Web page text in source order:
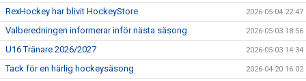
RexHockey har blivit HockeyStore 2026-05-04 22:47
Valberedningen informerar inför nästa säsong 2026-05-03 18:56
U16 Tränare 2026/2027 2026-05-03 14:34
Tack för en härlig hockeysäsong 2026-04-20 16:02